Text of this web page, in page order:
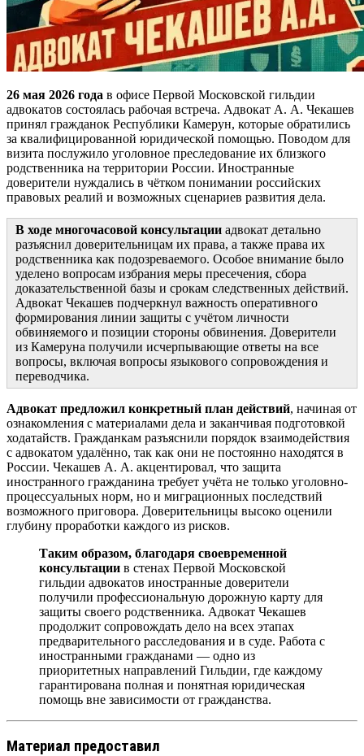
26 мая 2026 года в офисе Первой Московской гильдии
адвокатов состоялась рабочая встреча. Адвокат А. А. Чекашев
принял гражданок Республики Камерун, которые обратились
за квалифицированной юридической помощью. Поводом для
визита послужило уголовное преследование их близкого
родственника на территории России. Иностранные
доверители нуждались в чётком понимании российских
правовых реалий и возможных сценариев развития дела.
В ходе многочасовой консультации адвокат детально
разъяснил доверительницам их права, а также права их
родственника как подозреваемого. Особое внимание было
уделено вопросам избрания меры пресечения, сбора
доказательственной базы и срокам следственных действий.
Адвокат Чекашев подчеркнул важность оперативного
формирования линии защиты с учётом личности
обвиняемого и позиции стороны обвинения. Доверители
из Камеруна получили исчерпывающие ответы на все
вопросы, включая вопросы языкового сопровождения и
переводчика.
Адвокат предложил конкретный план действий, начиная от
ознакомления с материалами дела и заканчивая подготовкой
ходатайств. Гражданкам разъяснили порядок взаимодействия
с адвокатом удалённо, так как они не постоянно находятся в
России. Чекашев А. А. акцентировал, что защита
иностранного гражданина требует учёта не только уголовно-
процессуальных норм, но и миграционных последствий
возможного приговора. Доверительницы высоко оценили
глубину проработки каждого из рисков.
Таким образом, благодаря своевременной
консультации в стенах Первой Московской
гильдии адвокатов иностранные доверители
получили профессиональную дорожную карту для
защиты своего родственника. Адвокат Чекашев
продолжит сопровождать дело на всех этапах
предварительного расследования и в суде. Работа с
иностранными гражданами — одно из
приоритетных направлений Гильдии, где каждому
гарантирована полная и понятная юридическая
помощь вне зависимости от гражданства.
Материал предоставил